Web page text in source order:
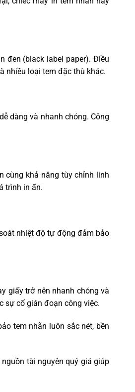
đen (black label paper). Điều
nhiều loại tem đặc thù khác.
dàng và nhanh chóng. Công
cùng khả năng tùy chỉnh linh
trình in ấn.
nhiệt độ tự động đảm bảo
giấy trở nên nhanh chóng và
sự cố gián đoạn công việc.
tem nhãn luôn sắc nét, bền
tài nguyên quý giá giúp